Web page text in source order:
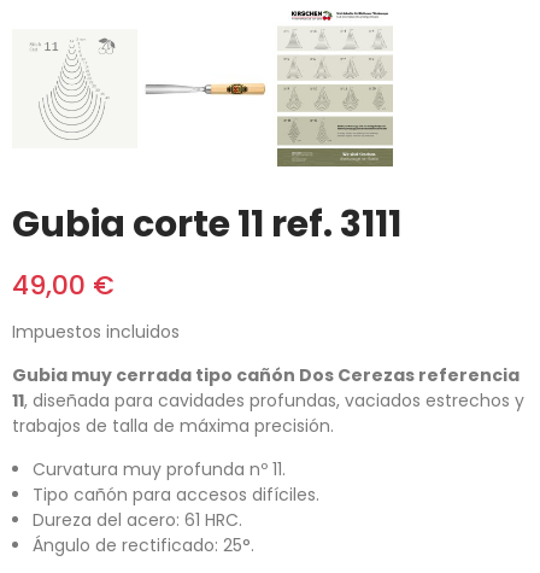
Gubia corte 11 ref. 3111
49,00 €
Impuestos incluidos
Gubia muy cerrada tipo cañón Dos Cerezas referencia
11, diseñada para cavidades profundas, vaciados estrechos y
trabajos de talla de máxima precisión.
Curvatura muy profunda nº 11.
Tipo cañón para accesos difíciles.
Dureza del acero: 61 HRC.
Ángulo de rectificado: 25°.